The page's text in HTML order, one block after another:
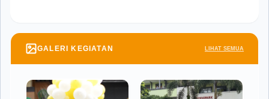
GALERI KEGIATAN LIHAT SEMUA